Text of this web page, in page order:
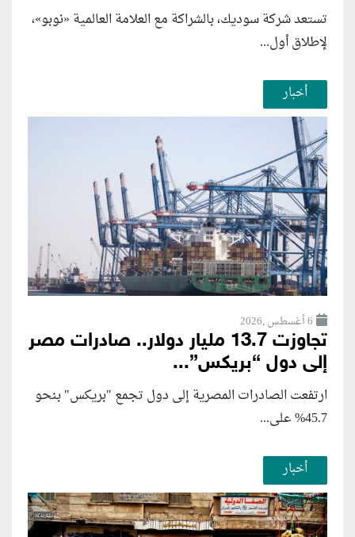
تستعد شركة سوديك، بالشراكة مع العلامة العالمية «نوبو»،
لإطلاق أول...
أخبار
6 أغسطس ,2026
تجاوزت 13.7 مليار دولار.. صادرات مصر
إلى دول “بريكس”...
ارتفعت الصادرات المصرية إلى دول تجمع "بريكس" بنحو
45.7% على...
أخبار